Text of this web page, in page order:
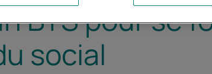
BTS pour se
social